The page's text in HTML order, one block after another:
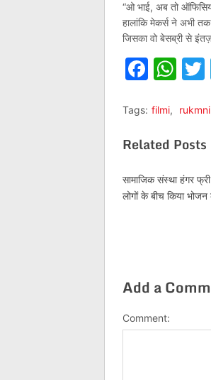
“ओ भाई, अब तो
हालांकि मेकर्स ने अभी
जिसका वो बेसब्री से
Tags: filmi, rukmni
Related Posts
सामाजिक संस्था हंगर
लोगों के बीच किया भोजन
Add a
Comment: